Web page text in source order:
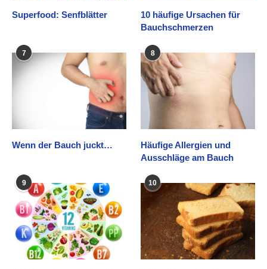
Superfood: Senfblätter
10 häufige Ursachen für
Bauchschmerzen
7
Wenn der Bauch juckt…
8
Häufige Allergien und
Ausschläge am Bauch
9 10